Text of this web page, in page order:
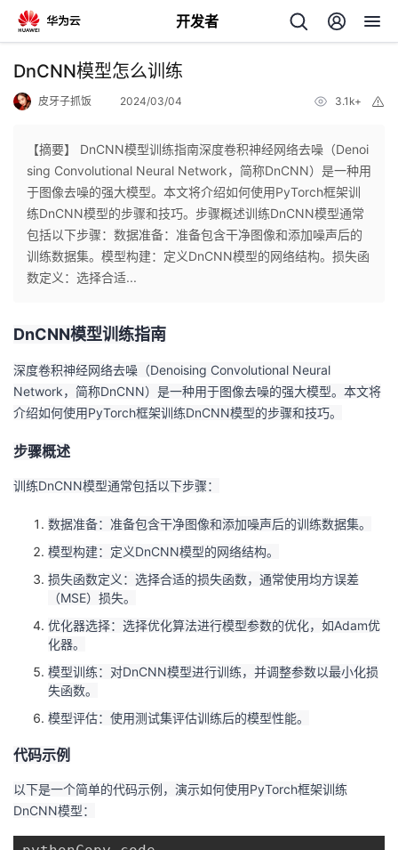
开发者
返
个
人
页
我
开
发
的
博
我
的
我
注
开
的
我
DnCNN模型怎么训练
皮牙子抓饭 2024/03/04 3.1k+
【摘要】 DnCNN模型训练指南深度卷积神经网络去噪（Denoi
sing Convolutional Neural Network，简称DnCNN）是一种用
于图像去噪的强大模型。本文将介绍如何使用PyTorch框架训
练DnCNN模型的步骤和技巧。步骤概述训练DnCNN模型通常
包括以下步骤：数据准备：准备包含干净图像和添加噪声后的
训练数据集。模型构建：定义DnCNN模型的网络结构。损失函
数定义：选择合适...
DnCNN模型训练指南
深度卷积神经网络去噪（Denoising Convolutional Neural
Network，简称DnCNN）是一种用于图像去噪的强大模型。本文将
介绍如何使用PyTorch框架训练DnCNN模型的步骤和技巧。
步骤概述
训练DnCNN模型通常包括以下步骤：
数据准备：准备包含干净图像和添加噪声后的训练数据集。
模型构建：定义DnCNN模型的网络结构。
损失函数定义：选择合适的损失函数，通常使用均方误差
（MSE）损失。
优化器选择：选择优化算法进行模型参数的优化，如Adam优
化器。
模型训练：对DnCNN模型进行训练，并调整参数以最小化损
失函数。
模型评估：使用测试集评估训练后的模型性能。
代码示例
以下是一个简单的代码示例，演示如何使用PyTorch框架训练
DnCNN模型：